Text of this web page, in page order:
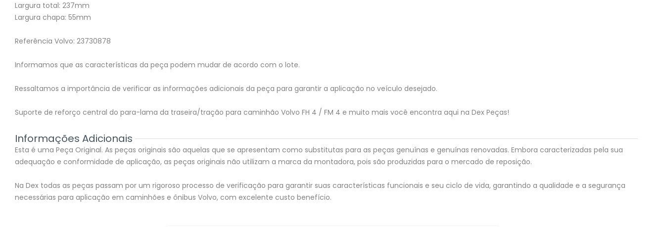
Largura total: 237mm
Largura chapa: 55mm
Referência Volvo: 23730878
Informamos que as características da peça podem mudar de acordo com o lote.
Ressaltamos a importância de verificar as informações adicionais da peça para garantir a aplicação no veículo desejado.
Suporte de reforço central do para-lama da traseira/tração para caminhão Volvo FH 4 / FM 4 e muito mais você encontra aqui na Dex Peças!
Informações Adicionais
Esta é uma Peça Original. As peças originais são aquelas que se apresentam como substitutas para as peças genuínas e genuínas renovadas. Embora caracterizadas pela sua
adequação e conformidade de aplicação, as peças originais não utilizam a marca da montadora, pois são produzidas para o mercado de reposição.
Na Dex todas as peças passam por um rigoroso processo de verificação para garantir suas características funcionais e seu ciclo de vida, garantindo a qualidade e a segurança
necessárias para aplicação em caminhões e ônibus Volvo, com excelente custo benefício.